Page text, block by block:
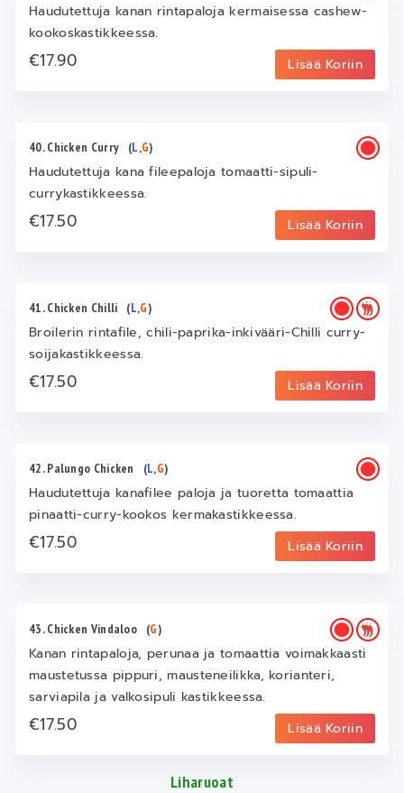
Haudutettuja kanan rintapaloja kermaisessa cashew-
kookoskastikkeessa.
€17.90 Lisää Koriin
40. Chicken Curry (L,G)
Haudutettuja kana fileepaloja tomaatti-sipuli-
currykastikkeessa.
€17.50 Lisää Koriin
41. Chicken Chilli (L,G)
Broilerin rintafile, chili-paprika-inkivääri-Chilli curry-
soijakastikkeessa.
€17.50 Lisää Koriin
42. Palungo Chicken (L,G)
Haudutettuja kanafilee paloja ja tuoretta tomaattia
pinaatti-curry-kookos kermakastikkeessa.
€17.50 Lisää Koriin
43. Chicken Vindaloo (G)
Kanan rintapaloja, perunaa ja tomaattia voimakkaasti
maustetussa pippuri, mausteneilikka, korianteri,
sarviapila ja valkosipuli kastikkeessa.
€17.50 Lisää Koriin
Liharuoat